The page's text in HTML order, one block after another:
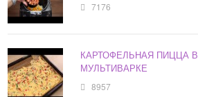
7176
КАРТОФЕЛЬНАЯ ПИЦЦА В
МУЛЬТИВАРКЕ
8957